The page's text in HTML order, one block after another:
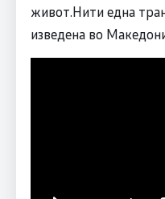
живот.Нити една
изведена во